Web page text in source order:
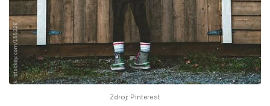
Zdroj: Pinterest